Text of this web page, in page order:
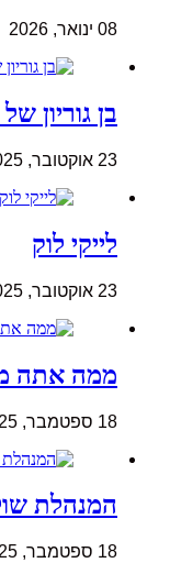
08 ינואר, 2026
בן גוריון
23 אוקטובר, 2025
לייקי לוק
23 אוקטובר, 2025
ממה אתה
18 ספטמבר, 2025
המנהלת
18 ספטמבר, 2025